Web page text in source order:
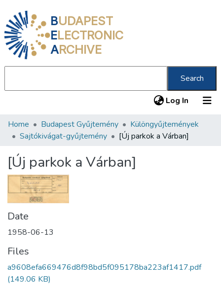
BUDAPEST
ELECTRONIC
ARCHIVE
Search
Log In (current)
Communities & Collections
Statistics
About us
Home Budapest Gyűjtemény
Különgyűjtemények
Sajtókivágat-gyűjtemény
[Új parkok a Várban]
[Új parkok a Várban]
Date
1958-06-13
Files
a9608efa669476d8f98bd5f095178ba223af1417.pdf
(149.06 KB)